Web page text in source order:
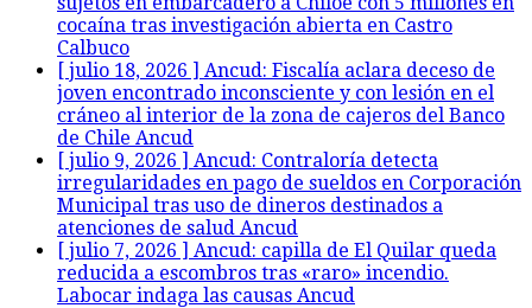
cocaína tras investigación abierta en Castro
Calbuco
[ julio 18, 2026 ] Ancud: Fiscalía aclara deceso de
joven encontrado inconsciente y con lesión en el
cráneo al interior de la zona de cajeros del Banco
de Chile Ancud
[ julio 9, 2026 ] Ancud: Contraloría detecta
irregularidades en pago de sueldos en Corporación
Municipal tras uso de dineros destinados a
atenciones de salud Ancud
[ julio 7, 2026 ] Ancud: capilla de El Quilar queda
reducida a escombros tras «raro» incendio.
Labocar indaga las causas Ancud